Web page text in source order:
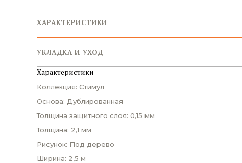
ХАРАКТЕРИСТИКИ
УКЛАДКА И УХОД
Характеристики
Коллекция: Стимул
Основа: Дублированная
Толщина защитного слоя: 0,15 мм
Толщина: 2,1 мм
Рисунок: Под дерево
Ширина: 2,5 м